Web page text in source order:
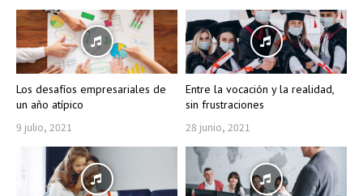
Los desafíos empresariales de
un año atípico
9 julio, 2021
Entre la vocación y la realidad,
sin frustraciones
28 junio, 2021